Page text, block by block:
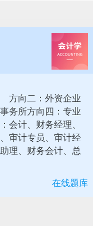
方向二：外资企业
务所方向四：专业
会计、财务经理、
审计专员、审计经
理、财务会计、总
在线题库